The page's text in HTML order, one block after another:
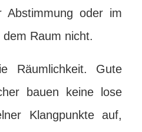
Abstimmung oder im
Raum nicht.
Räumlichkeit. Gute
bauen keine lose
Klangpunkte auf,